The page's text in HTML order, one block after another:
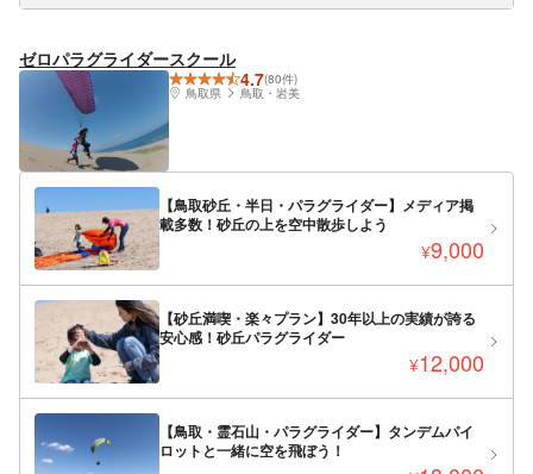
ゼロパラグライダースクール
4.7(80件)
鳥取県
鳥取・岩美
【鳥取砂丘・半日・パラグライダー】メディア掲
載多数！砂丘の上を空中散歩しよう
¥9,000
【砂丘満喫・楽々プラン】30年以上の実績が誇る
安心感！砂丘パラグライダー
¥12,000
【鳥取・霊石山・パラグライダー】タンデムパイ
ロットと一緒に空を飛ぼう！